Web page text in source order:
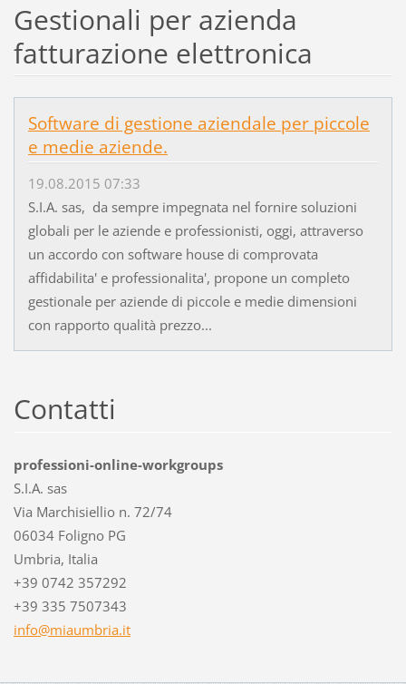
Gestionali per azienda
fatturazione elettronica
Software di gestione aziendale per piccole
e medie aziende.
19.08.2015 07:33
S.I.A. sas, da sempre impegnata nel fornire soluzioni
globali per le aziende e professionisti, oggi, attraverso
un accordo con software house di comprovata
affidabilita' e professionalita', propone un completo
gestionale per aziende di piccole e medie dimensioni
con rapporto qualità prezzo...
Contatti
professioni-online-workgroups
S.I.A. sas
Via Marchisiellio n. 72/74
06034 Foligno PG
Umbria, Italia
+39 0742 357292
+39 335 7507343
info@miaumbria.it